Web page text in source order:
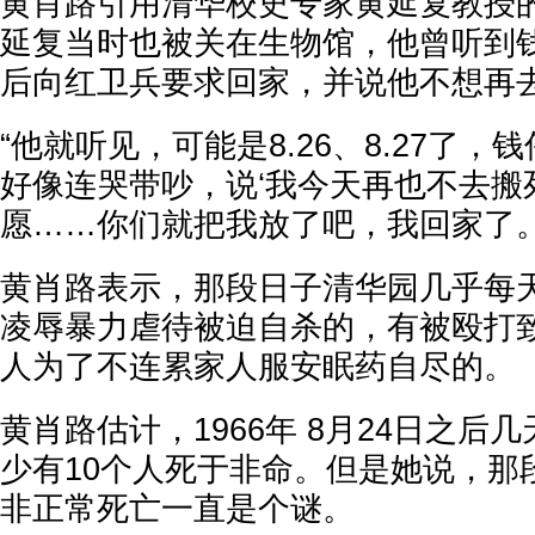
延复当时也被关在生物馆，他曾听到
后向红卫兵要求回家，并说他不想再
“他就听见，可能是8.26、8.27了，
好像连哭带吵，说‘我今天再也不去
愿……你们就把我放了吧，我回家了
黄肖路表示，那段日子清华园几乎每
凌辱暴力虐待被迫自杀的，有被殴打
人为了不连累家人服安眠药自尽的。
黄肖路估计，1966年 8月24日之后几
少有10个人死于非命。但是她说，那
非正常死亡一直是个谜。